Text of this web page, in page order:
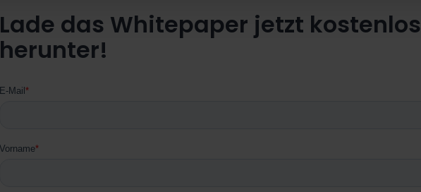
Lade das Whitepaper jetzt kostenlos
herunter!